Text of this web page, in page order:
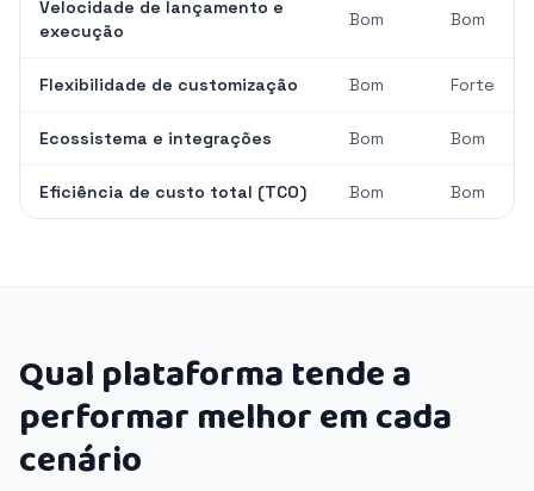
Velocidade de lançamento e
execução
Bom Bom
Flexibilidade de customização Bom Forte
Ecossistema e integrações Bom Bom
Eficiência de custo total (TCO) Bom Bom
Qual plataforma tende a
performar melhor em cada
cenário